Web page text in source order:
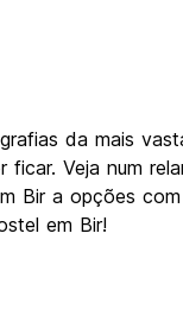
da mais
Veja num
Bir a opções
em Bir!